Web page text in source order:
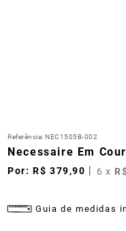
Referência:NEC1505B-002
Necessaire Em
R$ 379,90 6 x
Guia de medidas